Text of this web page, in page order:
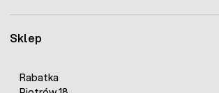
Sklep
Rabatka